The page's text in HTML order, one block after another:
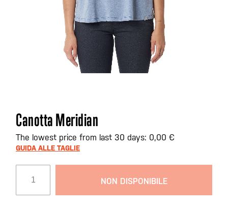
Vai
all'inizio
della
galleria
Canotta Meridian
The lowest price from last 30 days: 0,00 €
GUIDA ALLE TAGLIE
NON DISPONIBILE